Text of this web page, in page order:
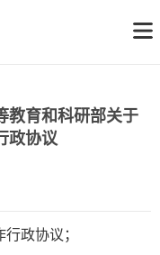
教育和科研部关于
政协议
政协议；